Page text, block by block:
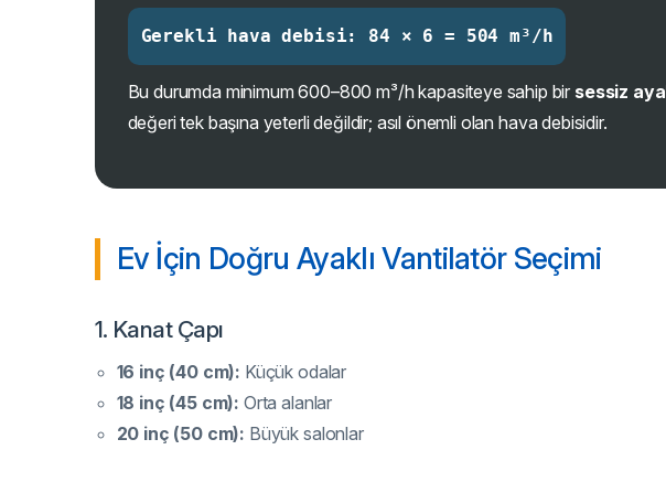
Gerekli hava debisi: 84 × 6 = 504 m³/h
Bu durumda minimum 600–800 m³/h kapasiteye sahip bir sessiz
değeri tek başına yeterli değildir; asıl önemli olan hava debisidir.
Ev İçin Doğru Ayaklı Vantilatör Seçimi
1. Kanat Çapı
16 inç (40 cm): Küçük odalar
18 inç (45 cm): Orta alanlar
20 inç (50 cm): Büyük salonlar